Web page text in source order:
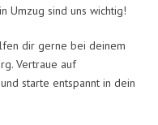
Umzug sind uns wichtig!
dir gerne bei deinem
Vertraue auf
starte entspannt in dein